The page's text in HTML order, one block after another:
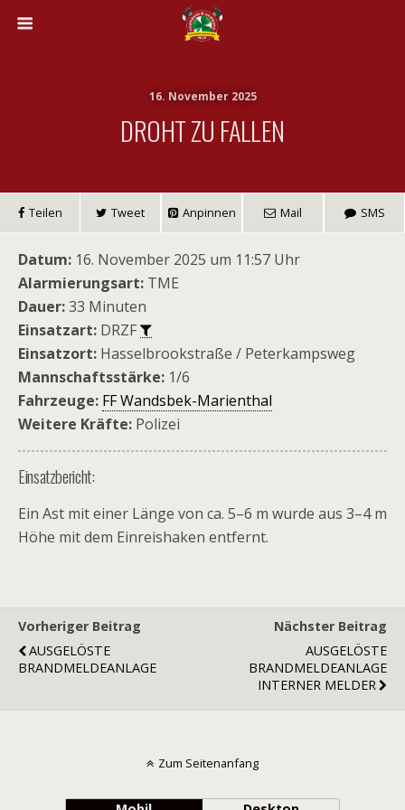
16. November 2025
DROHT ZU FALLEN
Teilen Tweet Anpinnen Mail SMS
Datum: 16. November 2025 um 11:57 Uhr
Alarmierungsart: TME
Dauer:33 Minuten
Einsatzart: DRZF
Einsatzort: Hasselbrookstraße / Peterkampsweg
Mannschaftsstärke: 1/6
Fahrzeuge: FF Wandsbek-Marienthal
Weitere Kräfte: Polizei
Einsatzbericht:
Ein Ast mit einer Länge von ca. 5–6 m wurde aus 3–4 m
Höhe mit dem Einreishaken entfernt.
Vorheriger Beitrag
AUSGELÖSTE
BRANDMELDEANLAGE
Nächster Beitrag
AUSGELÖSTE
BRANDMELDEANLAGE
INTERNER MELDER
Zum Seitenanfang